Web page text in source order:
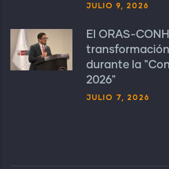
JULIO 9, 2026
El ORAS-
durante la
2026"
JULIO 7, 2026